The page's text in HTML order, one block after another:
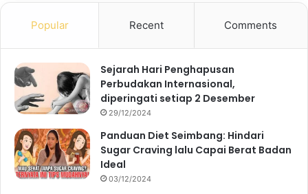
Popular Recent Comments
Sejarah Hari Penghapusan
Perbudakan Internasional,
diperingati setiap 2 Desember
29/12/2024
Panduan Diet Seimbang: Hindari
Sugar Craving lalu Capai Berat Badan
Ideal
03/12/2024